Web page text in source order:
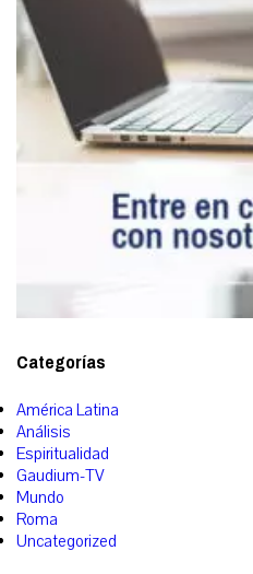
Categorías
América Latina
Análisis
Espiritualidad
Gaudium-TV
Mundo
Roma
Uncategorized